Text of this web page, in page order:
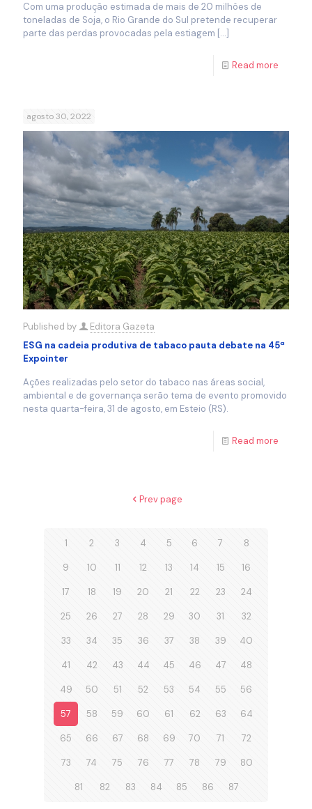
Com uma produção estimada de mais de 20 milhões de
toneladas de Soja, o Rio Grande do Sul pretende recuperar
parte das perdas provocadas pela estiagem […]
Read more
agosto 30, 2022
Published by
Editora Gazeta
ESG na cadeia produtiva de tabaco pauta debate na 45ª
Expointer
Ações realizadas pelo setor do tabaco nas áreas social,
ambiental e de governança serão tema de evento promovido
nesta quarta-feira, 31 de agosto, em Esteio (RS).
Read more
Prev page
1 2 3 4 5 6 7 8
9 10 11 12 13 14 15 16
17 18 19 20 21 22 23 24
25 26 27 28 29 30 31 32
33 34 35 36 37 38 39 40
41 42 43 44 45 46 47 48
49 50 51 52 53 54 55 56
57 58 59 60 61 62 63 64
65 66 67 68 69 70 71 72
73 74 75 76 77 78 79 80
81 82 83 84 85 86 87